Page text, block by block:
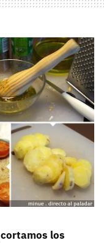
cortamos los